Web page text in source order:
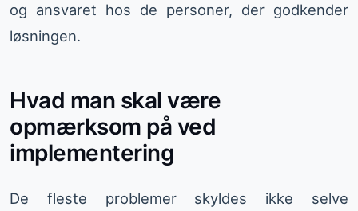
og ansvaret hos de personer, der godkender
løsningen.
Hvad man skal være
opmærksom på ved
implementering
De fleste problemer skyldes ikke selve